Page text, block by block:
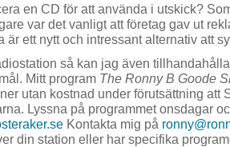
en CD för att använda i utskick?
var det vanligt att företag gav ut
är ett nytt och intressant alternativ att
så kan jag även
Mitt program The Ronny B Goode
utan kostnad under förutsättning att
Lyssna på programmet onsdagar
Kontakta mig på
din station eller har specifika